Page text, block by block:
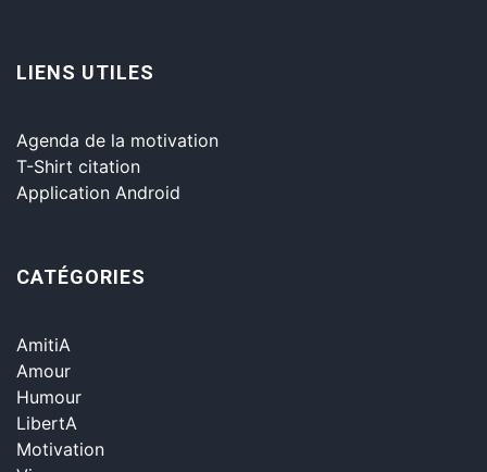
LIENS UTILES
Agenda de la motivation
T-Shirt citation
Application Android
CATÉGORIES
AmitiA
Amour
Humour
LibertA
Motivation